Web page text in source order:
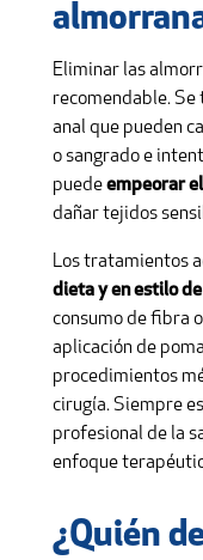
Eliminar las
recomendable. Se
anal que pueden
o sangrado e
puedeempeorar
dañar tejidos
Los tratamientos
dieta y en estilo
consumo de fibra
aplicación de
procedimientos
cirugía. Siempre
profesional de la
enfoque
¿Quién